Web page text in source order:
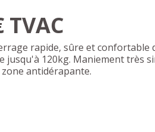
TVAC
rapide, sûre et confortable
jusqu'à 120kg. Maniement très
antidérapante.